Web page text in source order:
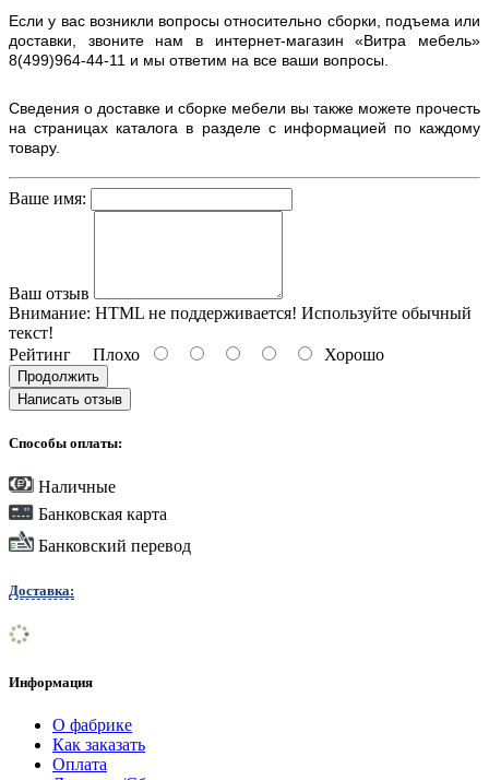
Если у вас возникли вопросы относительно сборки, подъема или
доставки, звоните нам в интернет-магазин «Витра мебель»
8(499)964-44-11 и мы ответим на все ваши вопросы.
Сведения о доставке и сборке мебели вы также можете прочесть
на страницах каталога в разделе с информацией по каждому
товару.
Ваше имя:
Ваш отзыв
Внимание: HTML не поддерживается! Используйте обычный
текст!
Рейтинг Плохо Хорошо
Продолжить
Написать отзыв
Способы оплаты:
Наличные
Банковская карта
Банковский перевод
Доставка:
Информация
О фабрике
Как заказать
Оплата